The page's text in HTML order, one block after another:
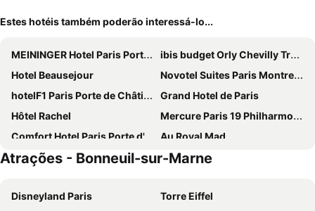
Estes hotéis também poderão interessá-lo...
MEININGER Hotel Paris Porte De Vincennes
ibis budget Orly Chevilly Tram 7
Hotel Beausejour
Novotel Suites Paris Montreuil Vincennes
hotelF1 Paris Porte de Châtillon
Grand Hotel de Paris
Hôtel Rachel
Mercure Paris 19 Philharmonie La Villette
Comfort Hotel Paris Porte d'Ivry
Au Royal Mad
Novotel Paris Centre Gare Montparnasse
ibis Styles Paris Meteor Avenue d'Italie
ibis budget Paris Porte de Vincennes
hotelF1 Paris Porte de Montreuil
Atrações - Bonneuil-sur-Marne
Disneyland Paris
Torre Eiffel